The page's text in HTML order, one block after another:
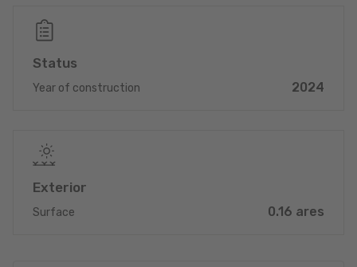
Status
Year of construction 2024
Exterior
Surface 0.16 ares